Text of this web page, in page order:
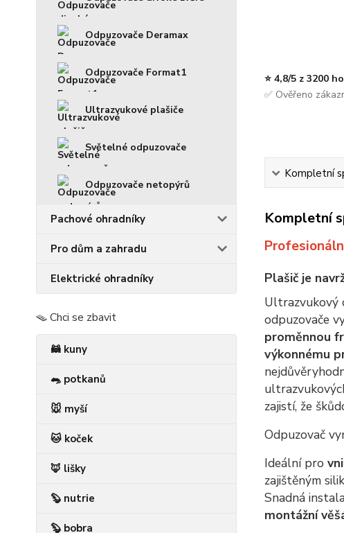
Odpuzovače Deramax
Odpuzovače Format1
Ultrazvukové plašiče
Světelné odpuzovače
Odpuzovače netopýrů
Pachové ohradníky
Pro dům a zahradu
Elektrické ohradníky
🪤 Chci se zbavit
🦝 kuny
🐀 potkanů
🐭 myší
🐱 koček
🦊 lišky
🦫 nutrie
🦫 bobra
⭐ 4,8/5 z 3200
✅ Ověřeno
Kompletní
Kompletní
Plašič je
Ultrazvukový
odpuzovače
proměnnou
výkonnému
zajistí, že
Odpuzovač
Ideální pro
zajištěným
Snadná
montážní